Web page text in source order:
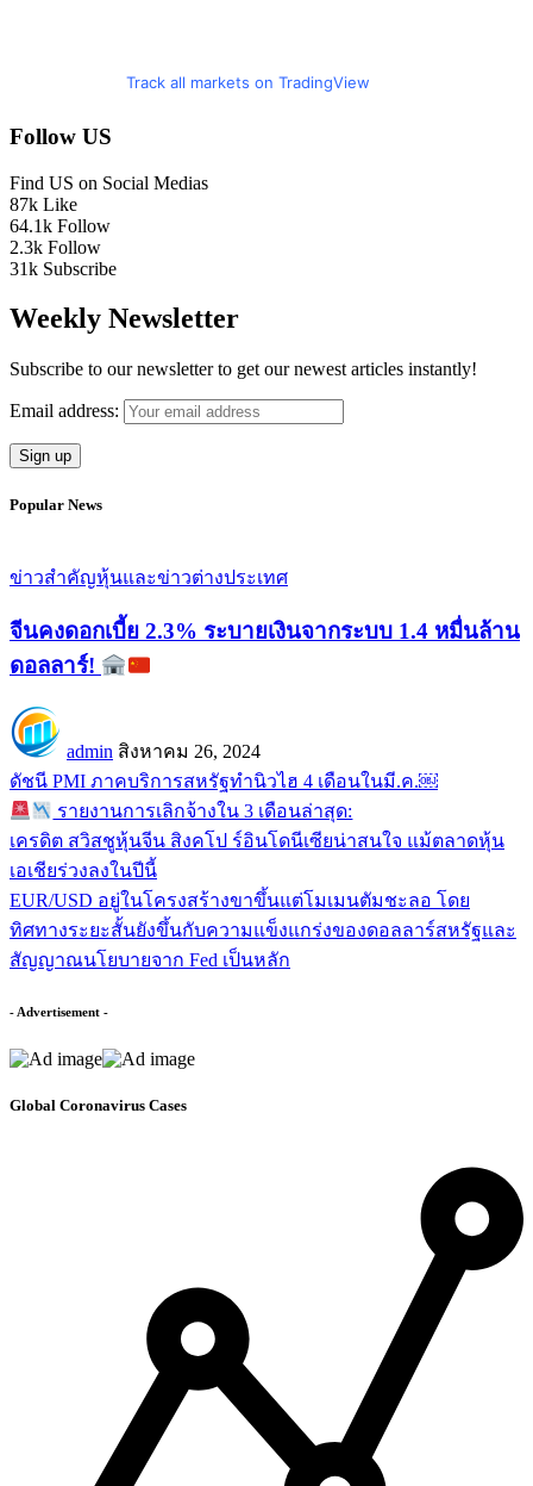
Track all markets on TradingView
Follow US
Find US on Social Medias
87k Like
64.1k Follow
2.3k Follow
31k Subscribe
Weekly Newsletter
Subscribe to our newsletter to get our newest articles instantly!
Email address:
Popular News
ข่าวสำคัญหุ้นและข่าวต่างประเทศ
จีนคงดอกเบี้ย 2.3% ระบายเงินจากระบบ 1.4 หมื่นล้าน
ดอลลาร์!
admin สิงหาคม 26, 2024
ดัชนี PMI ภาคบริการสหรัฐทำนิวไฮ 4 เดือนในมี.ค.￼
รายงานการเลิกจ้างใน 3 เดือนล่าสุด:
เครดิต สวิสชูหุ้นจีน สิงคโป ร์อินโดนีเซียน่าสนใจ แม้ตลาดหุ้น
เอเชียร่วงลงในปีนี้
EUR/USD อยู่ในโครงสร้างขาขึ้นแต่โมเมนตัมชะลอ โดย
ทิศทางระยะสั้นยังขึ้นกับความแข็งแกร่งของดอลลาร์สหรัฐและ
สัญญาณนโยบายจาก Fed เป็นหลัก
- Advertisement -
Global Coronavirus Cases